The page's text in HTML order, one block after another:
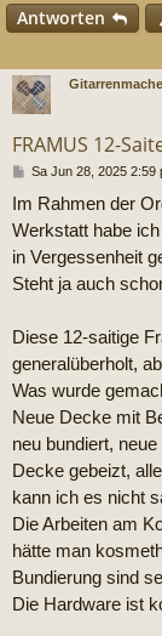
Antworten
FRAMUS 12-
B
i
t
a
g
Sa Jun 28, 2025 2:59
Im Rahmen der
Werkstatt habe
in Vergessenheit
Steht ja auch
Diese 12-saitige
generalüberholt,
Was wurde
Neue Decke mit
neu bundiert,
Decke gebeizt,
kann ich es nicht
Die Arbeiten am
hätte man
Bundierung sind
Die Hardware ist